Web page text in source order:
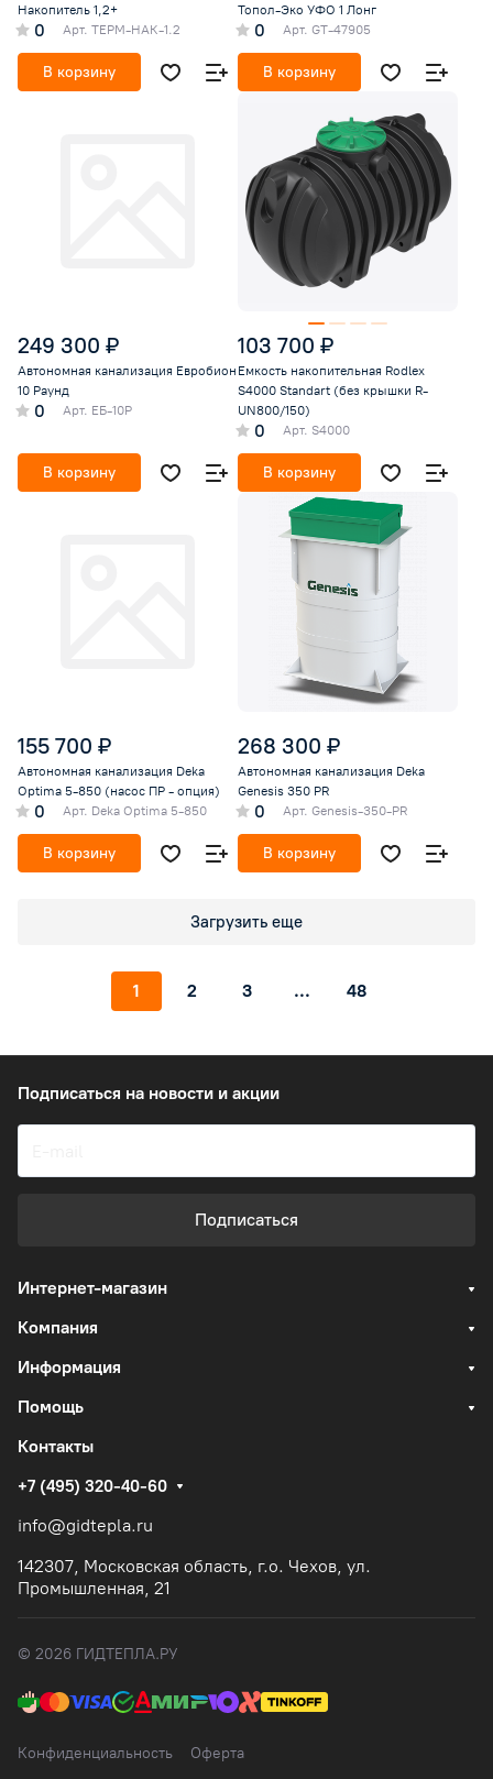
Накопитель 1,2+
0 Арт. ТЕРМ-НАК-1.2
В корзину
Топол-Эко УФО 1 Лонг
0 Арт. GT-47905
В корзину
249 300 ₽
Автономная канализация Евробион
10 Раунд
0 Арт. ЕБ-10Р
В корзину
103 700 ₽
Емкость накопительная Rodlex
S4000 Standart (без крышки R-
UN800/150)
0 Арт. S4000
В корзину
155 700 ₽
Автономная канализация Deka
Optima 5-850 (насос ПР - опция)
0 Арт. Deka Optima 5-850
В корзину
268 300 ₽
Автономная канализация Deka
Genesis 350 PR
0 Арт. Genesis-350-PR
В корзину
Загрузить еще
1 2 3 ... 48
Подписаться на новости и акции
Подписаться
Интернет-магазин
Компания
Информация
Помощь
Контакты
+7 (495) 320-40-60
info@gidtepla.ru
142307, Московская область, г.о. Чехов, ул.
Промышленная, 21
© 2026 ГИДТЕПЛА.РУ
Конфиденциальность Оферта